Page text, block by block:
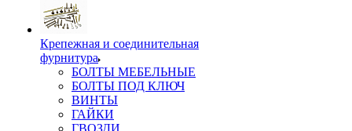
Крепежная и соединительная
фурнитура
БОЛТЫ МЕБЕЛЬНЫЕ
БОЛТЫ ПОД КЛЮЧ
ВИНТЫ
ГАЙКИ
ГВОЗДИ